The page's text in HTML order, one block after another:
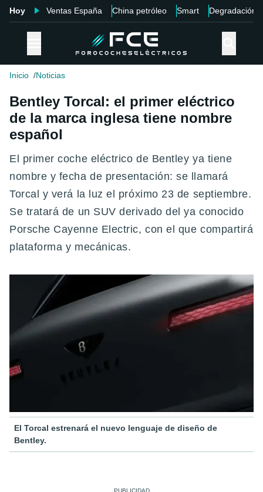
Hoy Ventas España China petróleo Smart Degradación
Inicio Noticias
Bentley Torcal: el primer eléctrico
de la marca inglesa tiene nombre
español
El primer coche eléctrico de Bentley ya tiene
nombre y fecha de presentación: se llamará
Torcal y verá la luz el próximo 23 de septiembre.
Se tratará de un SUV derivado del ya conocido
Porsche Cayenne Electric, con el que compartirá
plataforma y mecánicas.
El Torcal estrenará el nuevo lenguaje de diseño de
Bentley.